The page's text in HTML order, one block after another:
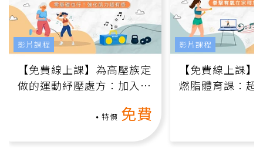
【免費線上課】為高壓族定
做的運動紓壓處方：加入行
特價 免費
影片課程
【免費線上課
燃脂體育課：超
影片課程